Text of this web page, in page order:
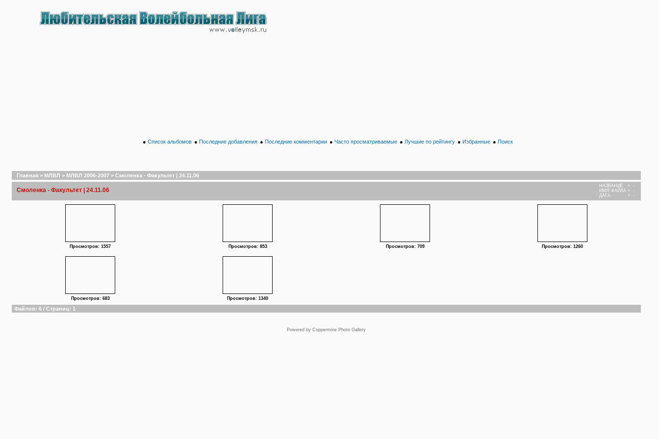
● Список альбомов ● Последние добавления ● Последние комментарии ● Часто просматриваемые ● Лучшие по рейтингу ● Избранные ● Поиск
Главная > МЛВЛ > МЛВЛ 2006-2007 > Смоленка - Факультет | 24.11.06
Смоленка - Факультет | 24.11.06
НАЗВАНИЕ + -
ИМЯ ФАЙЛА + -
ДАТА
+ -
Просмотров: 1557 Просмотров: 853 Просмотров: 709 Просмотров: 1260
Просмотров: 683 Просмотров: 1340
Файлов: 6 / Страниц: 1
Powered by Coppermine Photo Gallery